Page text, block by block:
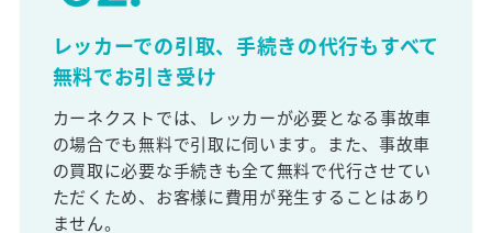
レッカーでの引取、手続きの代行もすべて
無料でお引き受け
カーネクストでは、レッカーが必要となる事故車
の場合でも無料で引取に伺います。また、事故車
の買取に必要な手続きも全て無料で代行させてい
ただくため、お客様に費用が発生することはあり
ません。